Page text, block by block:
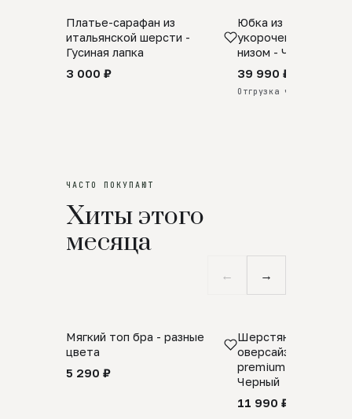
SALE
Платье-сарафан из
итальянской шерсти -
Гусиная лапка
3 000 ₽
ПРЕДЗАКАЗ
Юбка из
укороченная с
низом - Черный
39 990 ₽
Отгрузка через 25 дней
ЧАСТО ПОКУПАЮТ
Хиты этого
месяца
← →
Мягкий топ бра - разные
цвета
5 290 ₽
Шерстяной свитер
оверсайз 100%
premium merino
Черный
11 990 ₽